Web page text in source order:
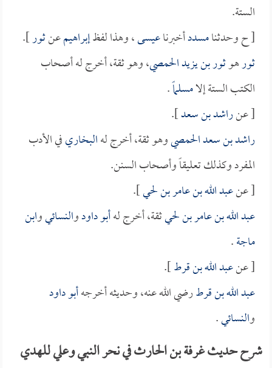
الستة.
[ ح وحدثنامسددأخبرناعيسى، وهذا لفظإبراهيمعنثور].
ثورهوثور بن يزيد الحمصي، وهو ثقة، أخرج له أصحاب
الكتب الستة إلامسلماً.
[ عنراشد بن سعد].
راشد بن سعد الحمصيوهو ثقة، أخرج لهالبخاريفي الأدب
المفرد وكذلك تعليقاً وأصحاب السنن.
[ عنعبد الله بن عامر بن لحي].
عبد الله بن عامر بن لحيثقة، أخرج لهأبو داودوالنسائيوابن
ماجة.
[ عنعبد الله بن قرط].
عبد الله بن قرطرضي الله عنه، وحديثه أخرجهأبو داود
والنسائي.
شرح حديث غرفة بن الحارث في نحر النبي وعلي للهدي